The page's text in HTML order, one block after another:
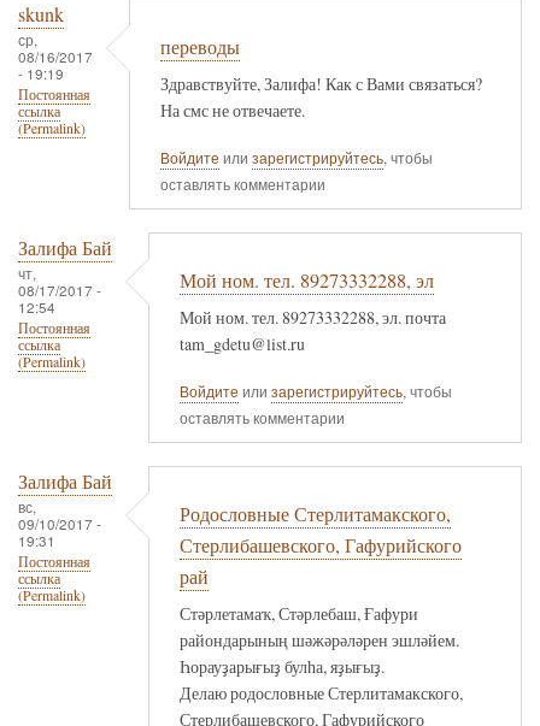
skunk
ср,
08/16/2017
- 19:19
Постоянная
ссылка
(Permalink)
переводы
Здравствуйте, Залифа! Как с Вами связаться?
На смс не отвечаете.
Войдите или зарегистрируйтесь, чтобы
оставлять комментарии
Залифа Бай
чт,
08/17/2017 -
12:54
Постоянная
ссылка
(Permalink)
Мой ном. тел. 89273332288, эл
Мой ном. тел. 89273332288, эл. почта
tam_gdetu@list.ru
Войдите или зарегистрируйтесь, чтобы
оставлять комментарии
Залифа Бай
вс,
09/10/2017 -
19:31
Постоянная
ссылка
(Permalink)
Родословные Стерлитамакского,
Стерлибашевского, Гафурийского
рай
Стәрлетамаҡ, Стәрлебаш, Ғафури
райондарының шәжәрәләрен эшләйем.
Һорауҙарығыҙ булһа, яҙығыҙ.
Делаю родословные Стерлитамакского,
Стерлибашевского, Гафурийского